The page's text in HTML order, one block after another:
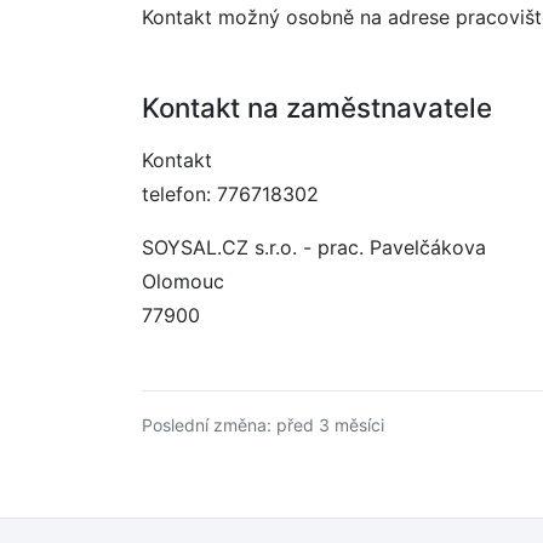
Kontakt možný osobně na adrese
Kontakt na zaměstnavatele
Kontakt
telefon: 776718302
SOYSAL.CZ s.r.o. - prac. Pavelčákova
Olomouc
77900
Poslední změna: před 3 měsíci